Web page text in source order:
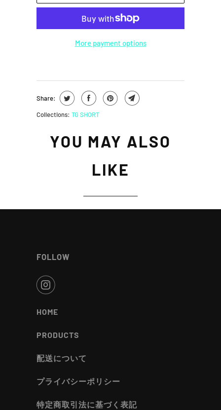
More payment options
Share:
Collections: TG SHORT
YOU MAY ALSO
LIKE
FOLLOW
HOME
PRODUCTS
配送について
プライバシーポリシー
特定商取引法に基づく表記